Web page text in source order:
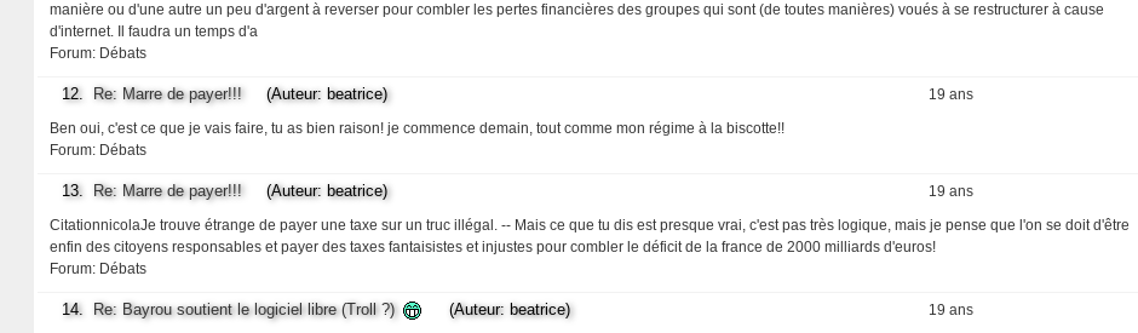
manière ou d'une autre un peu d'argent à reverser pour combler les pertes financières des groupes qui sont (de toutes manières) voués à se restructurer à cause
d'internet. Il faudra un temps d'a
Forum: Débats
19 ans
12. Re: Marre de payer!!! (Auteur: beatrice)
Ben oui, c'est ce que je vais faire, tu as bien raison! je commence demain, tout comme mon régime à la biscotte!!
Forum: Débats
19 ans
13. Re: Marre de payer!!! (Auteur: beatrice)
CitationnicolaJe trouve étrange de payer une taxe sur un truc illégal. -- Mais ce que tu dis est presque vrai, c'est pas très logique, mais je pense que l'on se doit d'être
enfin des citoyens responsables et payer des taxes fantaisistes et injustes pour combler le déficit de la france de 2000 milliards d'euros!
Forum: Débats
19 ans
14. Re: Bayrou soutient le logiciel libre (Troll ?) (Auteur: beatrice)